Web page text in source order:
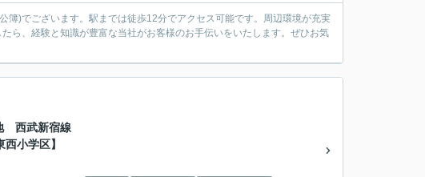
)でございます。駅までは徒歩12分でアクセス可能です。周辺環境が充実
ら、経験と知識が豊富な当社がお客様のお手伝いをいたします。ぜひお気
西武新宿線
小学区】